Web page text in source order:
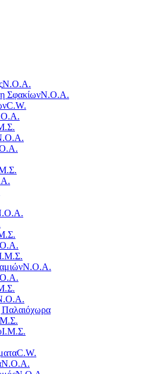
Ν.Ο.Α.
ΣφακίωνΝ.Ο.Α.
C.W.
Ν.Ο.Α.
Παλαιόχωρα
Ι.Μ.Σ.
C.W.
Ν.Ο.Α.